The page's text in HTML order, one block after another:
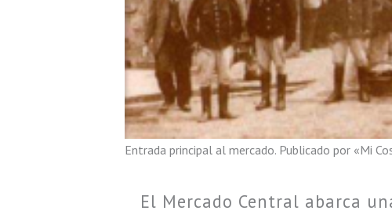
Entrada principal al mercado. Publicado por «Mi
El Mercado Central abarca